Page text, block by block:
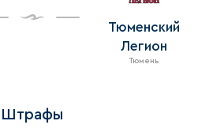
Тюменский
Легион
Тюмень
Штрафы